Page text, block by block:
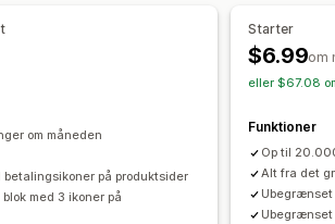
Annonceringslinje
Kollektionssider
Landingssider
om måneden
på produktsider
med 3 ikoner på
Starter
$6.99om
eller $67.08
Funktioner
Op til
Alt fra det
Ubegrænset
Ubegrænset